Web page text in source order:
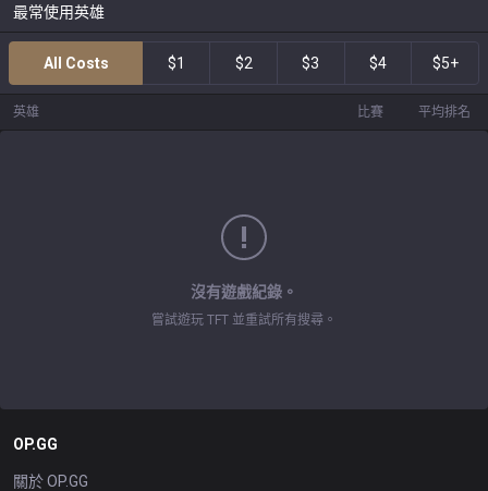
最常使用英雄
All Costs $1 $2 $3 $4 $5+
英雄 比賽 平均排名
沒有遊戲紀錄。
嘗試遊玩 TFT 並重試所有搜尋。
OP.GG
關於 OP.GG